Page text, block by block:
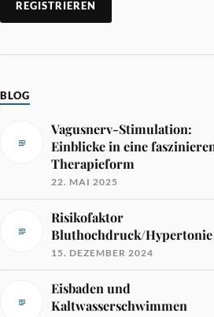
BLOG
Vagusnerv-Stimulation:
Einblicke in eine
Therapieform
22. MAI 2025
Risikofaktor
Bluthochdruck/Hypertonie
15. DEZEMBER 2024
Eisbaden und
Kaltwasserschwimmen